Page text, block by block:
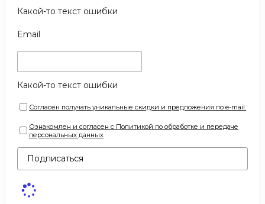
Какой-то текст ошибки
Email
Какой-то текст ошибки
Согласен получать уникальные скидки и предложения по e-mail.
Ознакомлен и согласен с Политикой по обработке и передаче
персональных данных
Подписаться